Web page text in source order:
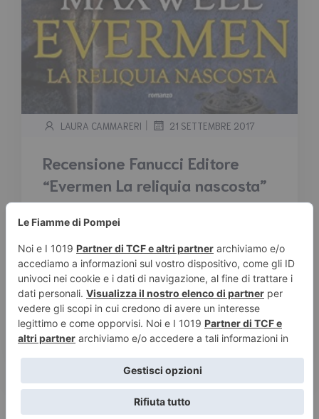
LAURA CAMMARERI | 21 SETTEMBRE 2017
Recensione Fanucci Editore
“Evermen La reliquia nascosta”
di James Maxwell
Tempo stimato di lettura:
Con il destino della loro terra ancora incerto,
un nuovo pericolo si erge sul cammino dei
fratelli Ella e Miro. Il primate e gli eserciti a lui
alleati marciano compatti contro le roccaforti
dei nemici, pronti a spazzare via ogni tentativo
di riconquista della perduta libertà....
Leggi tutto